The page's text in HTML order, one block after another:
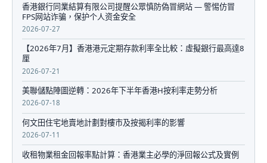
香港銀行同業結算有限公司提醒公眾慎防偽冒網站 — 警惕仿冒
FPS网站诈骗，保护个人资金安全
2026-07-27
【2026年7月】香港港元定期存款利率全比較：虛擬銀行最高達8
厘
2026-07-21
美聯儲點陣圖逆轉：2026年下半年香港H按利率走勢分析
2026-07-18
何文田住宅地賣地計劃對樓市及按揭利率的影響
2026-07-11
收租物業租金回報率點計算：香港業主必學的淨回報公式及實例